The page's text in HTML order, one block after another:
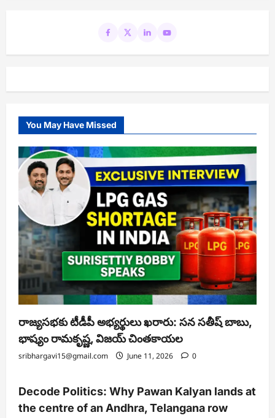
You May Have Missed
రాజ్యసభకు టీడీపీ అభ్యర్థులు ఖరారు: సన సతీష్ బాబు,
భాష్యం రామకృష్ణ, విజయ్ చింతకాయల
sribhargavi15@gmail.com June 11, 2026 0
Decode Politics: Why Pawan Kalyan lands at
the centre of an Andhra, Telangana row